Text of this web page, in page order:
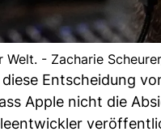
- Zacharie
Entscheidung
Apple nicht die